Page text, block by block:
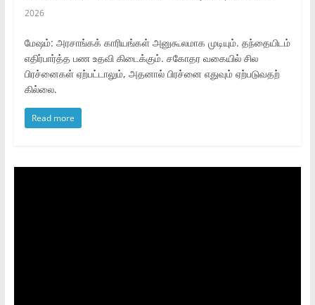
2026
மேஷம்: அரசாங்கக் காரியங்கள் அனுகூலமாக முடியும். தந்தையிடம்
எதிர்பார்த்த பண உதவி கிடைக்கும். சகோதர வகையில் சில
பிரச்னைகள் ஏற்பட்டாலும், அதனால் பிரச்னை எதுவும் ஏற்படுவதற்
கில்லை.
Read more